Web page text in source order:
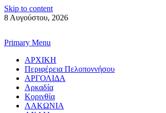
Skip to content
8 Αυγούστου, 2026
Primary Menu
ΑΡΧΙΚΗ
Περιφέρεια Πελοποννήσου
ΑΡΓΟΛΙΔΑ
Αρκαδία
Κορινθία
ΛΑΚΩΝΙΑ